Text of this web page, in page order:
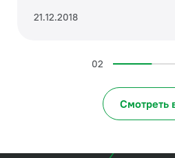
На этот раз команда
превратила темную и
21.12.2018
02
Смотреть